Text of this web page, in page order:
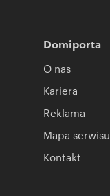
Domiporta
O nas
Kariera
Reklama
Mapa serwisu
Kontakt